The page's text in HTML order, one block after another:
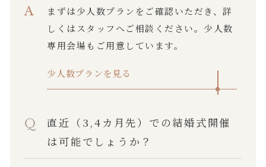
まずは少人数プランをご確認いただき、詳
しくはスタッフへご相談ください。少人数
専用会場もご用意しています。
少人数プランを見る
直近（3,4カ月先）での結婚式開催
は可能でしょうか？